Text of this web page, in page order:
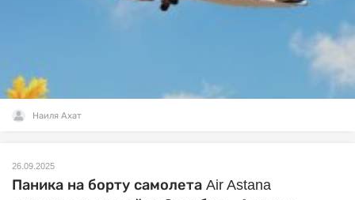
Наиля Ахат
26.09.2025
Паника на борту самолета Air Astana